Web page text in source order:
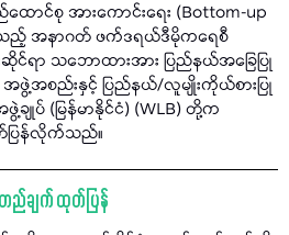
ထောင်စု အားကောင်းရေး (Bottom-up
ည့် အနာဂတ် ဖက်ဒရယ်ဒီမိုကရေစီ
ရာ သဘောထားအား ပြည်နယ်အခြေပြု
အဖွဲ့အစည်းနှင့် ပြည်နယ်/လူမျိုးကိုယ်စားပြု
ဖွဲ့ချုပ် (မြန်မာနိုင်ငံ) (WLB) တို့က
ြန်လိုက်သည်။
တည်ချက် ထုတ်ပြန်